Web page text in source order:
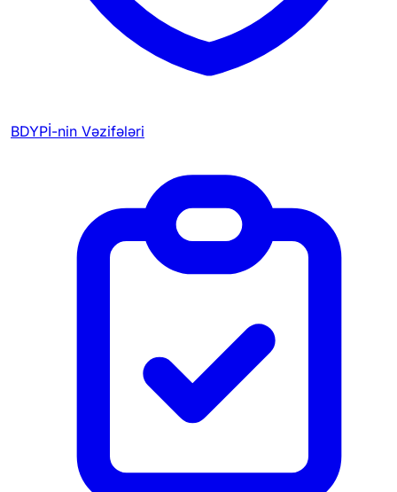
BDYPİ-nin Vəzifələri